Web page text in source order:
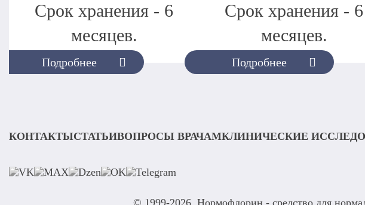
Подробнее
Срок хранения - 6
месяцев.
Подробнее
Срок хранения - 6
месяцев.
КОНТАКТЫСТАТЬИВОПРОСЫ ВРАЧАМКЛИНИЧЕСКИЕ